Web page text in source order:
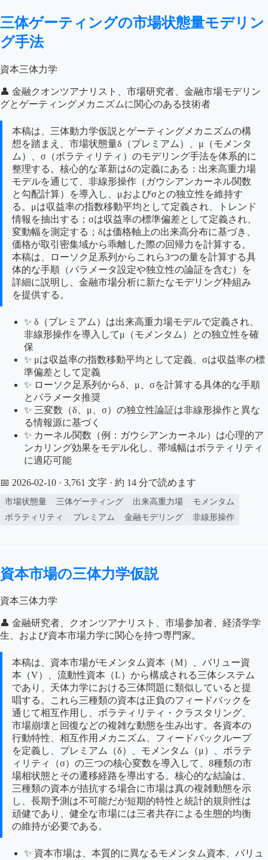
三体ゲーティングの市場状態量モデリン
グ手法
資本三体力学
👤 金融クオンツアナリスト、市場研究者、金融市場モデリン
グとゲーティングメカニズムに関心のある技術者
本稿は、三体動力学仮説とゲーティングメカニズムの構
想を踏まえ、市場状態量δ（プレミアム）、μ（モメンタ
ム）、σ（ボラティリティ）のモデリング手法を体系的に
整理する。核心的な革新はδの定義にある：出来高重力場
モデルを通じて、非線形操作（ガウシアンカーネル関数
と勾配計算）を導入し、μおよびσとの独立性を維持す
る。μは収益率の指数移動平均として定義され、トレンド
情報を抽出する；σは収益率の標準偏差として定義され、
変動幅を測定する；δは価格軸上の出来高分布に基づき、
価格が取引密集域から乖離した際の回帰力を計算する。
本稿は、ローソク足系列からこれら3つの量を計算する具
体的な手順（パラメータ設定や独立性の論証を含む）を
詳細に説明し、金融市場分析に新たなモデリング枠組み
を提供する。
✨ δ（プレミアム）は出来高重力場モデルで定義され、
非線形操作を導入してμ（モメンタム）との独立性を確
保
✨ μは収益率の指数移動平均として定義、σは収益率の標
準偏差として定義
✨ ローソク足系列からδ、μ、σを計算する具体的な手順
とパラメータ推奨
✨ 三変数（δ、μ、σ）の独立性論証は非線形操作と異な
る情報源に基づく
✨ カーネル関数（例：ガウシアンカーネル）は心理的ア
ンカリング効果をモデル化し、帯域幅はボラティリティ
に適応可能
📅 2026-02-10 · 3,761 文字 · 約 14 分で読めます
市場状態量 三体ゲーティング 出来高重力場
モメンタム
ボラティリティ
プレミアム 金融モデリング 非線形操作
資本市場の三体力学仮説
資本三体力学
👤 金融研究者、クオンツアナリスト、市場参加者、経済学学
生、および資本市場力学に関心を持つ専門家。
本稿は、資本市場がモメンタム資本（M）、バリュー資
本（V）、流動性資本（L）から構成される三体システム
であり、天体力学における三体問題に類似していると提
唱する。これら三種類の資本は正負のフィードバックを
通じて相互作用し、ボラティリティ・クラスタリング、
市場崩壊と回復などの複雑な動態を生み出す。各資本の
行動特性、相互作用メカニズム、フィードバックループ
を定義し、プレミアム（δ）、モメンタム（μ）、ボラテ
ィリティ（σ）の三つの核心変数を導入して、8種類の市
場相状態とその遷移経路を導出する。核心的な結論は、
三種類の資本が拮抗する場合に市場は真の複雑動態を示
し、長期予測は不可能だが短期的特性と統計的規則性は
頑健であり、健全な市場には三者共存による生態的均衡
の維持が必要である。
✨ 資本市場は、本質的に異なるモメンタム資本、バリュ